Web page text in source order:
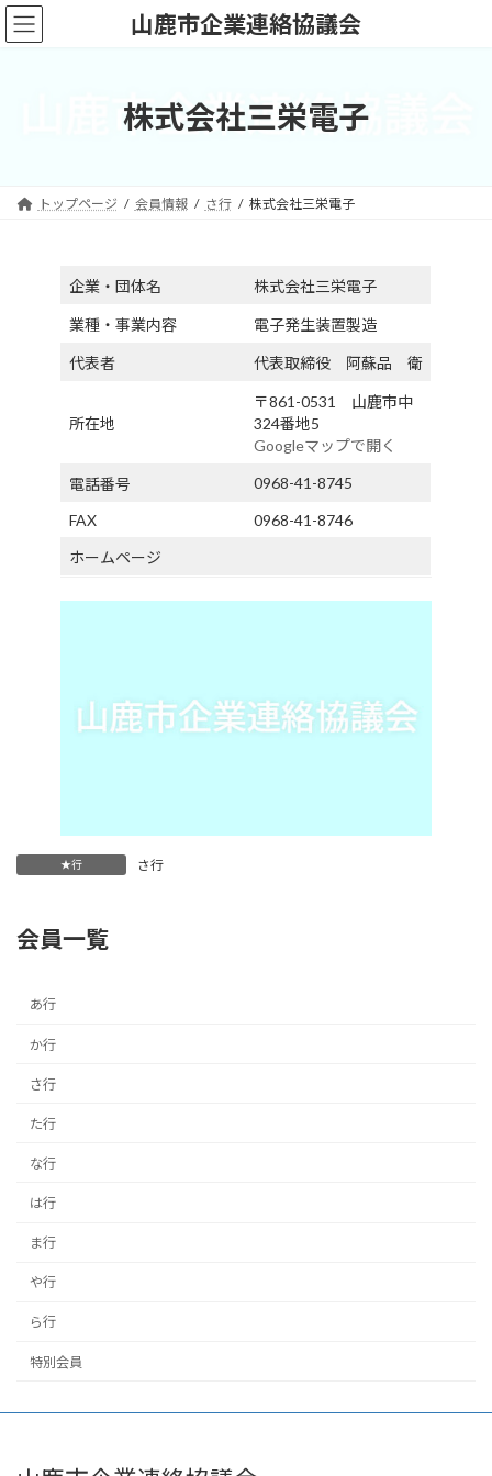
コ
ン
ナ
ビ
山鹿市企業連絡協議会
株式会社三栄電子
トップページ 会員情報 さ行 株式会社三栄電子
企業・団体名 株式会社三栄電子
業種・事業内容 電子発生装置製造
代表者 代表取締役 阿蘇品 衛
所在地
〒861-0531 山鹿市中
324番地5
Googleマップで開く
電話番号
0968-41-8745
FAX
0968-41-8746
ホームページ
★行 さ行
会員一覧
あ行
か行
さ行
た行
な行
は行
ま行
や行
ら行
特別会員